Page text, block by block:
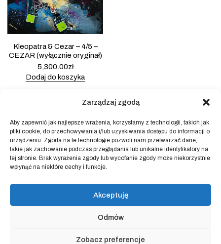
Zarządzaj zgodą
Aby zapewnić jak najlepsze wrażenia, korzystamy z technologii, takich jak
pliki cookie, do przechowywania i/lub uzyskiwania dostępu do informacji o
urządzeniu. Zgoda na te technologie pozwoli nam przetwarzać dane,
takie jak zachowanie podczas przeglądania lub unikalne identyfikatory na
tej stronie. Brak wyrażenia zgody lub wycofanie zgody może niekorzystnie
wpłynąć na niektóre cechy i funkcje.
Akceptuję
Odmów
Zobacz preferencje
Kleopatra & Cezar – 4/5 –
CEZAR (wyłącznie oryginał)
5,300.00zł
Dodaj do koszyka
Powered byBlock Shop.
sklep
blog
kontakt
Regulamin sklepu internetowego